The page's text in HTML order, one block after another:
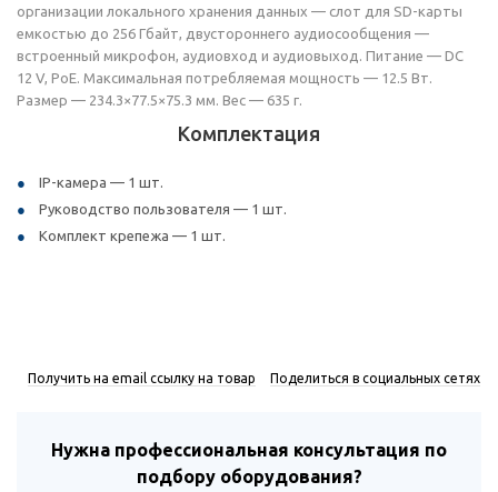
организации локального хранения данных — слот для SD-карты
емкостью до 256 Гбайт, двустороннего аудиосообщения —
встроенный микрофон, аудиовход и аудиовыход. Питание — DC
12 V, PoE. Максимальная потребляемая мощность — 12.5 Вт.
Размер — 234.3×77.5×75.3 мм. Вес — 635 г.
Комплектация
IP-камера — 1 шт.
Руководство пользователя — 1 шт.
Комплект крепежа — 1 шт.
Получить на email ссылку на товар Поделиться в социальных сетях
Нужна профессиональная консультация по
подбору оборудования?